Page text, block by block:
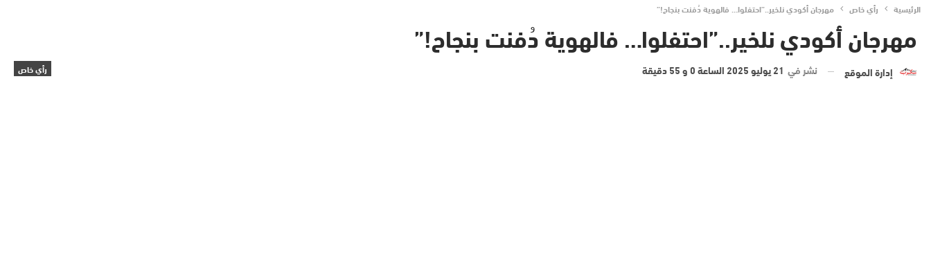
الرئيسية رأي خاص مهرجان أكودي نلخير..”احتفلوا… فالهوية دُفنت بنجاح!”
مهرجان أكودي نلخير..”احتفلوا… فالهوية دُفنت بنجاح!”
رأي خاص إدارة الموقع نشر في 21 يوليو 2025 الساعة 0 و 55 دقيقة